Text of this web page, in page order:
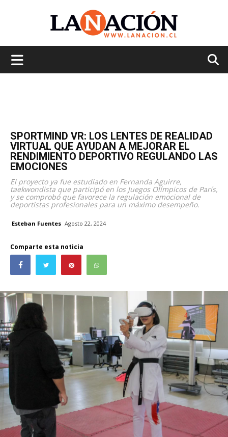
SPORTMIND VR: LOS LENTES DE REALIDAD
VIRTUAL QUE AYUDAN A MEJORAR EL
RENDIMIENTO DEPORTIVO REGULANDO LAS
EMOCIONES
El proyecto ya fue estudiado en Fernanda Aguirre,
taekwondista que participó en los Juegos Olímpicos de París,
y se comprobó que favorece la regulación emocional de
deportistas profesionales para un máximo desempeño.
Esteban Fuentes Agosto 22, 2024
Comparte esta noticia